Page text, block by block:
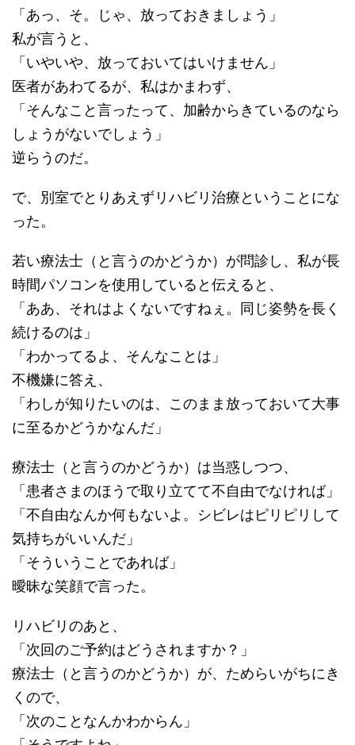
「あっ、そ。じゃ、放っておきましょう」
私が言うと、
「いやいや、放っておいてはいけません」
医者があわてるが、私はかまわず、
「そんなこと言ったって、加齢からきているのなら
しょうがないでしょう」
逆らうのだ。
で、別室でとりあえずリハビリ治療ということにな
った。
若い療法士（と言うのかどうか）が問診し、私が長
時間パソコンを使用していると伝えると、
「ああ、それはよくないですねぇ。同じ姿勢を長く
続けるのは」
「わかってるよ、そんなことは」
不機嫌に答え、
「わしが知りたいのは、このまま放っておいて大事
に至るかどうかなんだ」
療法士（と言うのかどうか）は当惑しつつ、
「患者さまのほうで取り立てて不自由でなければ」
「不自由なんか何もないよ。シビレはピリピリして
気持ちがいいんだ」
「そういうことであれば」
曖昧な笑顔で言った。
リハビリのあと、
「次回のご予約はどうされますか？」
療法士（と言うのかどうか）が、ためらいがちにき
くので、
「次のことなんかわからん」